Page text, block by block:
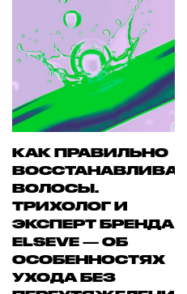
КАК ПРАВИЛЬНО
ВОЛОСЫ.
ТРИХОЛОГ И
ЭКСПЕРТ БРЕНДА
ELSEVE — ОБ
ОСОБЕННОСТЯХ
УХОДА БЕЗ